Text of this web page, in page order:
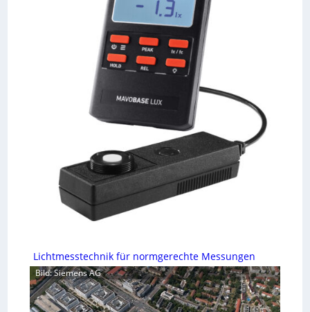
Lichtmesstechnik für normgerechte Messungen
Bild: Siemens AG